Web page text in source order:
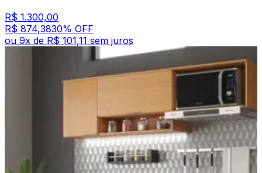
R$ 1.300,00
R$ 874,3830% OFF
ou 9x de R$ 101,11 sem juros